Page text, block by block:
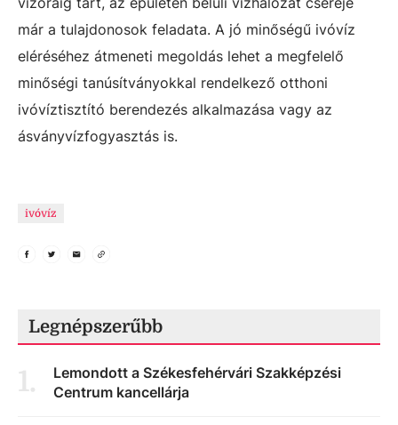
már a tulajdonosok feladata. A jó minőségű ivóvíz
eléréséhez átmeneti megoldás lehet a megfelelő
minőségi tanúsítványokkal rendelkező otthoni
ivóvíztisztító berendezés alkalmazása vagy az
ásványvízfogyasztás is.
ivóvíz
Legnépszerűbb
1.
Lemondott a Székesfehérvári Szakképzési
Centrum kancellárja